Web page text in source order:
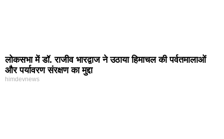
लोकसभा में डॉ. राजीव भारद्वाज ने उठाया हिमाचल की पर्वतमालाओं
और पर्यावरण संरक्षण का मुद्दा
himdevnews